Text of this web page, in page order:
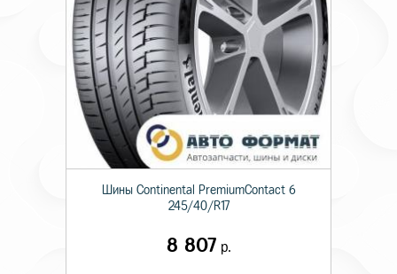
Шины Continental PremiumContact 6
245/40/R17
8 807 р.